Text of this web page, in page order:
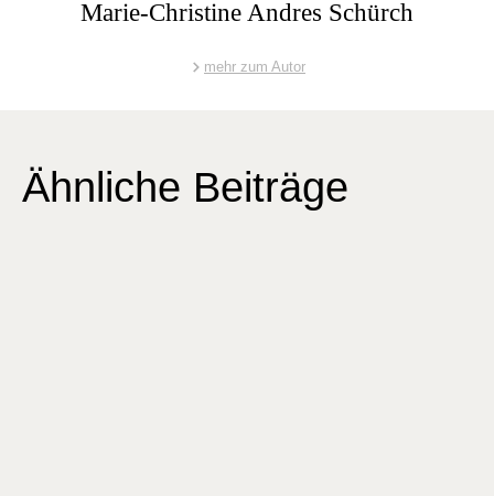
Marie-Christine Andres Schürch
mehr zum Autor
Ähnliche Beiträge